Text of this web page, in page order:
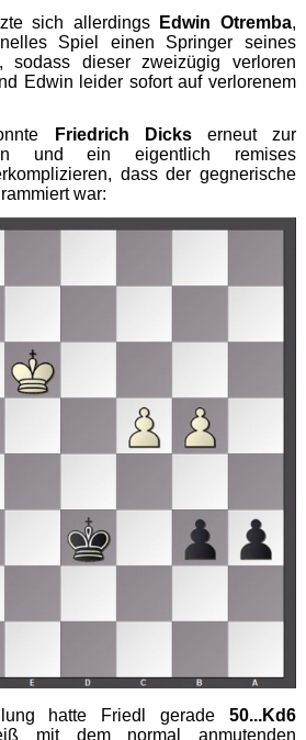
sich allerdings
Edwin Otremba,
Spiel einen Springer seines
sodass dieser zweizügig verloren
Edwin leider sofort auf verlorenem
Friedrich Dickserneut zur
und ein eigentlich remises
dass der gegnerische
war:
hatte Friedl gerade50...Kd6
mit dem normal anmutenden